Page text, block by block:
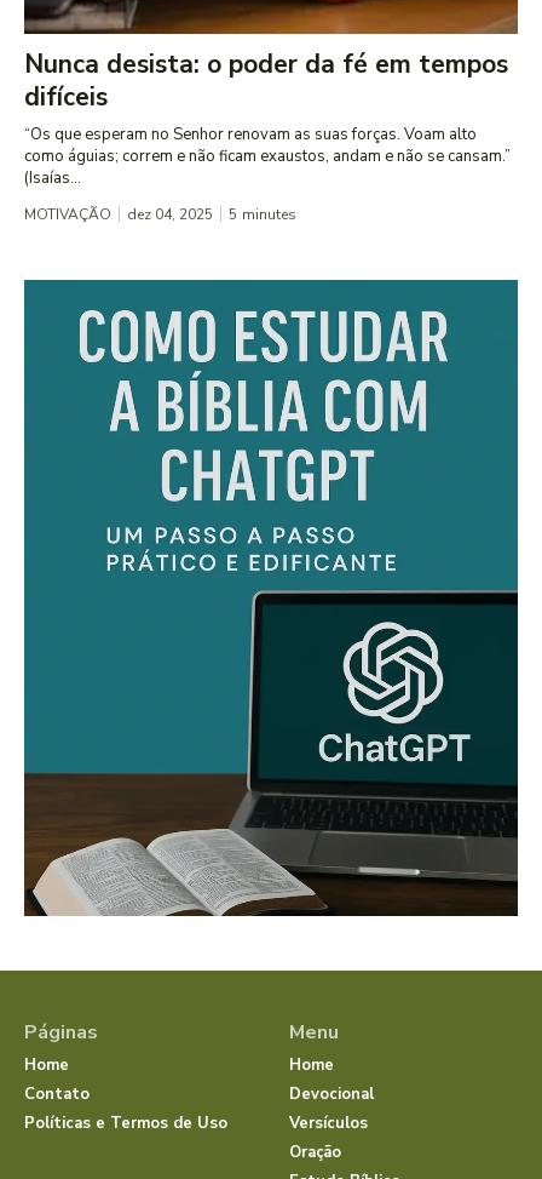
Nunca desista: o poder da fé em tempos
difíceis
“Os que esperam no Senhor renovam as suas forças. Voam alto
como águias; correm e não ficam exaustos, andam e não se cansam.”
(Isaías...
MOTIVAÇÃO dez 04, 2025 5 minutes
Páginas
Home
Contato
Políticas e Termos de Uso
Menu
Home
Devocional
Versículos
Oração